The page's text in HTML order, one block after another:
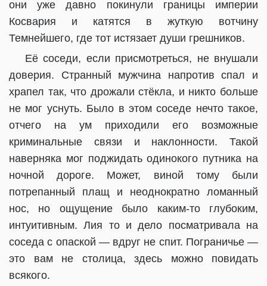
они уже давно покинули границы империи
Косвария и катятся в жуткую вотчину
Темнейшего, где тот истязает души грешников.
Её соседи, если присмотреться, не внушали
доверия. Странный мужчина напротив спал и
храпел так, что дрожали стёкла, и никто больше
не мог уснуть. Было в этом соседе нечто такое,
отчего на ум приходили его возможные
криминальные связи и наклонности. Такой
наверняка мог поджидать одинокого путника на
ночной дороге. Может, виной тому были
потрепанный плащ и неоднократно ломанный
нос, но ощущение было каким-то глубоким,
интуитивным. Лия то и дело посматривала на
соседа с опаской — вдруг не спит. Пограничье —
это вам не столица, здесь можно повидать
всякого.